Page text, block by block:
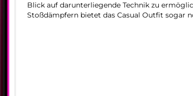
Blick auf darunterliegende Technik zu
Stoßdämpfern bietet das Casual Outfit sogar